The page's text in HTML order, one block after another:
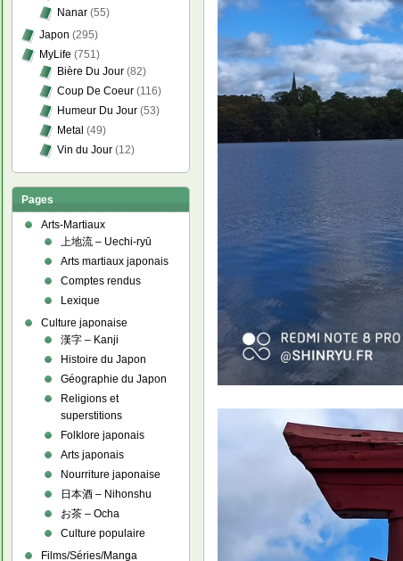
Nanar (55)
Japon (295)
MyLife (751)
Bière Du Jour (82)
Coup De Coeur (116)
Humeur Du Jour (53)
Metal (49)
Vin du Jour (12)
Pages
Arts-Martiaux
上地流 – Uechi-ryū
Arts martiaux japonais
Comptes rendus
Lexique
Culture japonaise
漢字 – Kanji
Histoire du Japon
Géographie du Japon
Religions et
superstitions
Folklore japonais
Arts japonais
Nourriture japonaise
日本酒 – Nihonshu
お茶 – Ocha
Culture populaire
Films/Séries/Manga